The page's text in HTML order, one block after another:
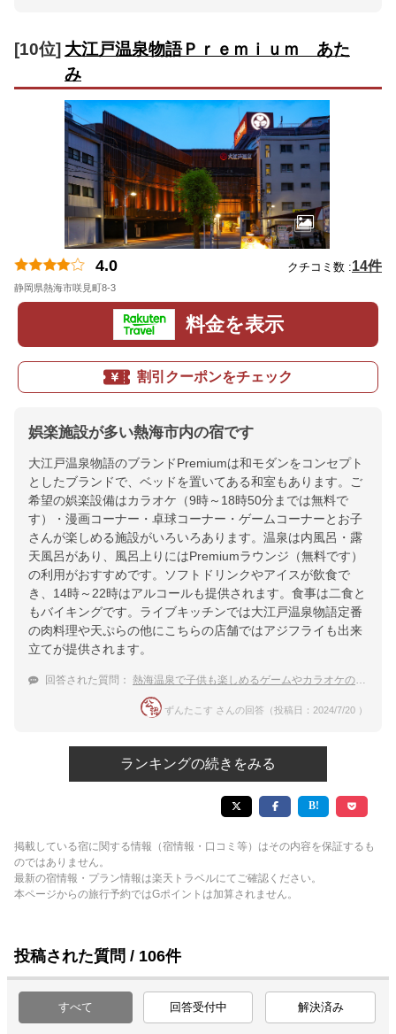
[10位] 大江戸温泉物語Ｐｒｅｍｉｕｍ あた
み
4.0 クチコミ数 :14件
静岡県熱海市咲見町8-3
料金を表示
割引クーポンをチェック
娯楽施設が多い熱海市内の宿です
大江戸温泉物語のブランドPremiumは和モダンをコンセプト
としたブランドで、ベッドを置いてある和室もあります。ご
希望の娯楽設備はカラオケ（9時～18時50分までは無料で
す）・漫画コーナー・卓球コーナー・ゲームコーナーとお子
さんが楽しめる施設がいろいろあります。温泉は内風呂・露
天風呂があり、風呂上りにはPremiumラウンジ（無料です）
の利用がおすすめです。ソフトドリンクやアイスが飲食で
き、14時～22時はアルコールも提供されます。食事は二食と
もバイキングです。ライブキッチンでは大江戸温泉物語定番
の肉料理や天ぷらの他にこちらの店舗ではアジフライも出来
立てが提供されます。
回答された質問： 熱海温泉で子供も楽しめるゲームやカラオケの設備がある宿は？
ずんたこす さんの回答（投稿日：2024/7/20 ）
ランキングの続きをみる
掲載している宿に関する情報（宿情報・口コミ等）はその内容を保証するも
のではありません。
最新の宿情報・プラン情報は楽天トラベルにてご確認ください。
本ページからの旅行予約ではGポイントは加算されません。
投稿された質問 / 106件
すべて 回答受付中 解決済み